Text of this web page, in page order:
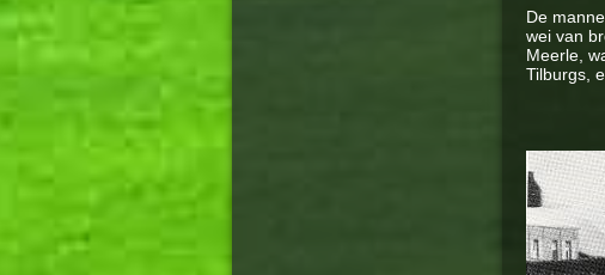
De
wei van
Meerle,
Tilburgs,